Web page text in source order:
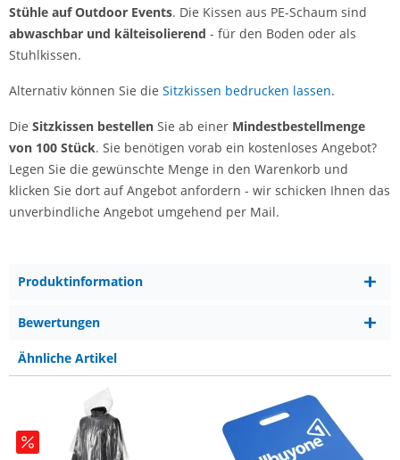
Stühle auf Outdoor Events. Die Kissen aus PE-Schaum sind
abwaschbar und kälteisolierend - für den Boden oder als
Stuhlkissen.
Alternativ können Sie die Sitzkissen bedrucken lassen.
Die Sitzkissen bestellen Sie ab einer Mindestbestellmenge
von 100 Stück. Sie benötigen vorab ein kostenloses Angebot?
Legen Sie die gewünschte Menge in den Warenkorb und
klicken Sie dort auf Angebot anfordern - wir schicken Ihnen das
unverbindliche Angebot umgehend per Mail.
Produktinformation
Bewertungen
Ähnliche Artikel